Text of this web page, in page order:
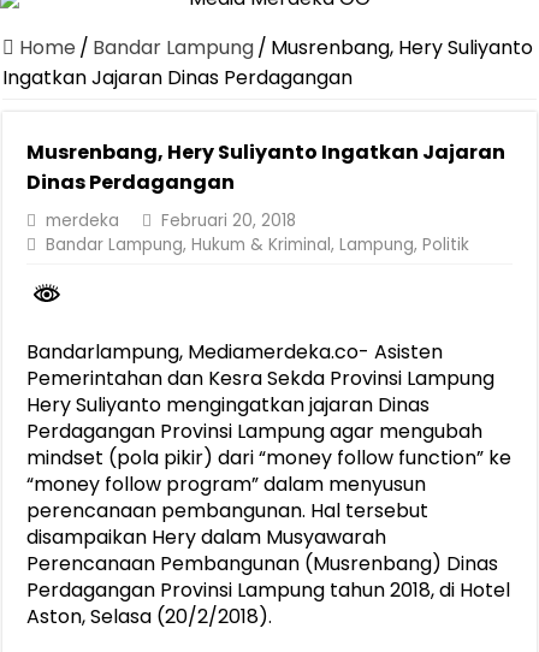
Canangkan Desa TAPIS dan Luncurkan Sekolah Lansia di
Pemprov Lampung Berhasil Kendalikan Inflasi, Jadi Provinsi
Dirut Jasa Raharja Dampingi Wamenhub Tinjau Penanganan
Pastikan Pelayanan Maksimal, Direksi Jasa Raharja Tinjau Korban
Dirut Jasa Raharja Dampingi Wamenhub Tinjau Penanganan
Purnama Wulan Sari Mirza Buka SiSeSa Roadshow Lampung
Home / Bandar Lampung/ Musrenbang, Hery Suliyanto
Ingatkan Jajaran Dinas Perdagangan
Musrenbang, Hery Suliyanto Ingatkan Jajaran
Dinas Perdagangan
merdeka
Februari 20, 2018
Bandar Lampung,Hukum & Kriminal,Lampung,Politik
Bandarlampung, Mediamerdeka.co- Asisten
Pemerintahan dan Kesra Sekda Provinsi Lampung
Hery Suliyanto mengingatkan jajaran Dinas
Perdagangan Provinsi Lampung agar mengubah
mindset (pola pikir) dari “money follow function” ke
“money follow program” dalam menyusun
perencanaan pembangunan. Hal tersebut
disampaikan Hery dalam Musyawarah
Perencanaan Pembangunan (Musrenbang) Dinas
Perdagangan Provinsi Lampung tahun 2018, di Hotel
Aston, Selasa (20/2/2018).